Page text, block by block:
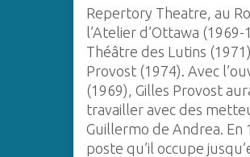
Repertory Theatre, au
l’Atelier d’Ottawa
Théâtre des Lutins
Provost (1974). Avec
(1969), Gilles Provost
travailler avec des
Guillermo de Andrea. En
poste qu’il occupe